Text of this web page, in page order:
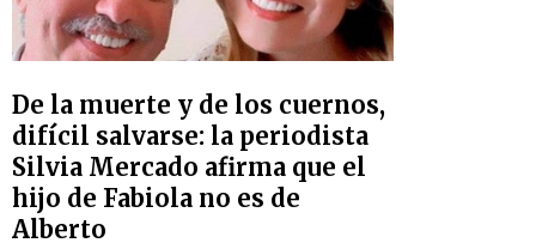
De la muerte y de los cuernos,
difícil salvarse: la periodista
Silvia Mercado afirma que el
hijo de Fabiola no es de
Alberto